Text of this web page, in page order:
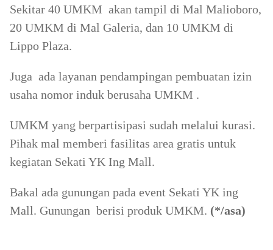
Sekitar 40 UMKM akan tampil di Mal Malioboro,
20 UMKM di Mal Galeria, dan 10 UMKM di
Lippo Plaza.
Juga ada layanan pendampingan pembuatan izin
usaha nomor induk berusaha UMKM .
UMKM yang berpartisipasi sudah melalui kurasi.
Pihak mal memberi fasilitas area gratis untuk
kegiatan Sekati YK Ing Mall.
Bakal ada gunungan pada event Sekati YK ing
Mall. Gunungan berisi produk UMKM. (*/asa)